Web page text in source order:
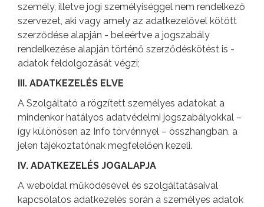
személy, illetve jogi személyiséggel nem rendelkező
szervezet, aki vagy amely az adatkezelővel kötött
szerződése alapján - beleértve a jogszabály
rendelkezése alapján történő szerződéskötést is -
adatok feldolgozását végzi;
III. ADATKEZELÉS ELVE
A Szolgáltató a rögzített személyes adatokat a
mindenkor hatályos adatvédelmi jogszabályokkal –
így különösen az Info törvénnyel – összhangban, a
jelen tájékoztatónak megfelelően kezeli.
IV. ADATKEZELÉS JOGALAPJA
A weboldal működésével és szolgáltatásaival
kapcsolatos adatkezelés során a személyes adatok